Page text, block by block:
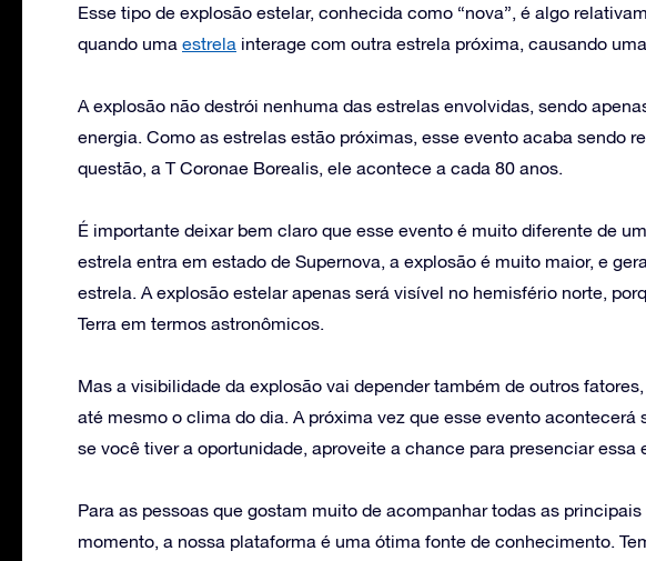
Esse tipo de explosão estelar, conhecida como “nova”, é algo
quando uma estrela interage com outra estrela próxima, causando
A explosão não destrói nenhuma das estrelas envolvidas, sendo
energia. Como as estrelas estão próximas, esse evento acaba sendo
questão, a T Coronae Borealis, ele acontece a cada 80 anos.
É importante deixar bem claro que esse evento é muito diferente de
estrela entra em estado de Supernova, a explosão é muito maior, e
estrela. A explosão estelar apenas será visível no hemisfério norte,
Terra em termos astronômicos.
Mas a visibilidade da explosão vai depender também de outros
até mesmo o clima do dia. A próxima vez que esse evento acontecerá
se você tiver a oportunidade, aproveite a chance para presenciar essa
Para as pessoas que gostam muito de acompanhar todas as
momento, a nossa plataforma é uma ótima fonte de conhecimento.